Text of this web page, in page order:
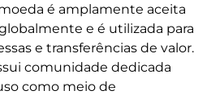
é amplamente aceita
e é utilizada para
e transferências de valor.
comunidade dedicada
como meio de